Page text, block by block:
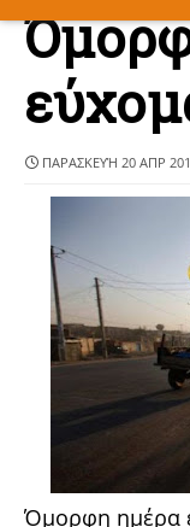
ΠΑΡΑΣΚΕΥΉ 20 ΑΠΡ
Όμορφη ημέρα